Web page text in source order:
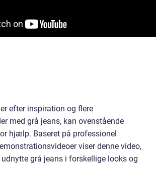
efter inspiration og flere
med grå jeans, kan ovenstående
hjælp. Baseret på professionel
viser denne video,
grå jeans i forskellige looks og